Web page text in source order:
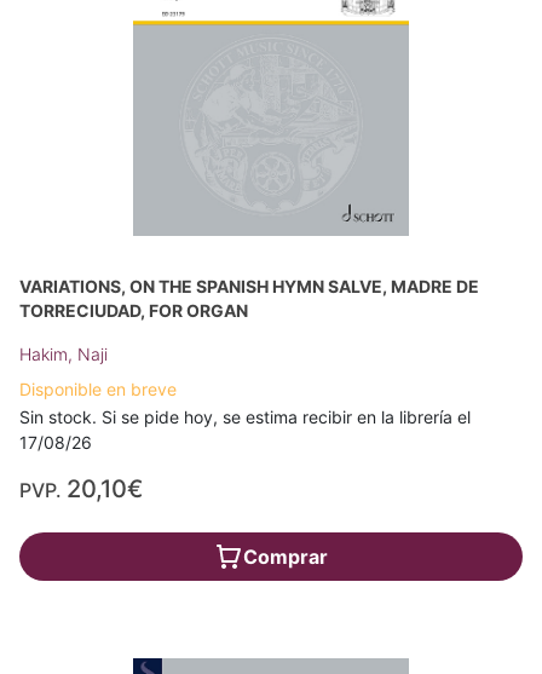
VARIATIONS, ON THE SPANISH HYMN SALVE, MADRE DE
TORRECIUDAD, FOR ORGAN
Hakim, Naji
Disponible en breve
Sin stock. Si se pide hoy, se estima recibir en la librería el
17/08/26
PVP. 20,10€
Comprar